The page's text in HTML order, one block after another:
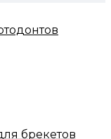
брекетов